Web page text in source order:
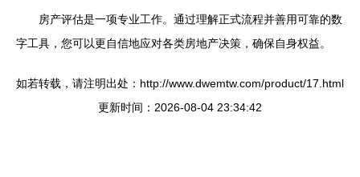
房产评估是一项专业工作。通过理解正式流程并善用可靠的数
字工具，您可以更自信地应对各类房地产决策，确保自身权益。
如若转载，请注明出处：http://www.dwemtw.com/product/17.html
更新时间：2026-08-04 23:34:42